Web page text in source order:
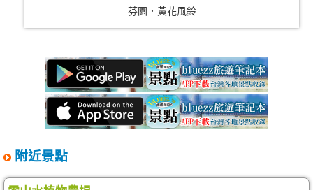
芬園．黃花風鈴
附近景點